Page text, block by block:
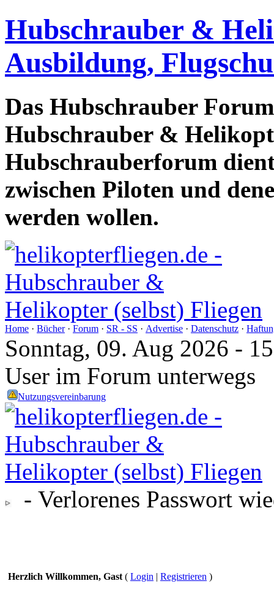
Hubschrauber &
Ausbildung,
Das Hubschrauber
Hubschrauber &
Hubschrauberforum
zwischen Piloten und
werden wollen.
Home · Bücher· Forum · SR - SS · Advertise · Datenschutz ·
Sonntag, 09. Aug 2026 -
User im Forum unterwegs
Nutzungsvereinbarung
- Verlorenes Passwort
Herzlich Willkommen, Gast ( Login | Registrieren )